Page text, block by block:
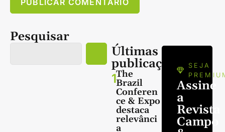
Pesquisar
Últimas
publicações
1The
Brazil
Conferen
ce & Expo
destaca
relevânci
a
SEJA
Assine
a
Revista
Campo